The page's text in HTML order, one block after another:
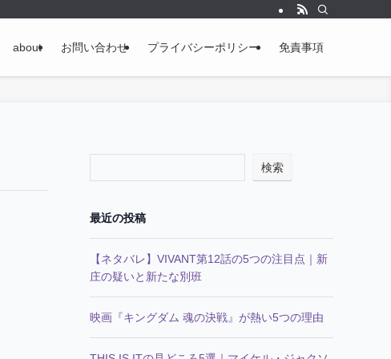
about お問い合わせ プライバシーポリシー 免責事項
検索
最近の投稿
【ネタバレ】VIVANT第12話の5つの注目点｜新
庄の疑いと新たな別班
映画『キングダム 魂の決戦』が熱い5つの理由